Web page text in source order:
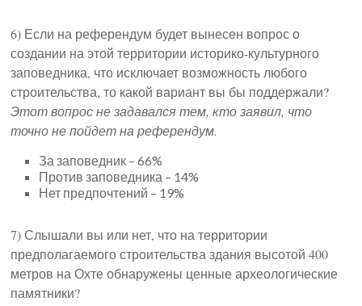
6) Если на референдум будет вынесен вопрос о
создании на этой территории историко-культурного
заповедника, что исключает возможность любого
строительства, то какой вариант вы бы поддержали?
Этот вопрос не задавался тем, кто заявил, что
точно не пойдет на референдум.
За заповедник – 66%
Против заповедника – 14%
Нет предпочтений – 19%
7) Слышали вы или нет, что на территории
предполагаемого строительства здания высотой 400
метров на Охте обнаружены ценные археологические
памятники?